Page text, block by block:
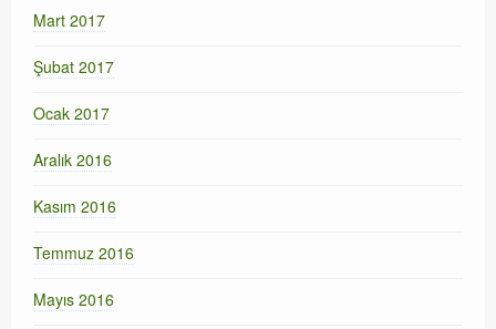
Mart 2017
Şubat 2017
Ocak 2017
Aralık 2016
Kasım 2016
Temmuz 2016
Mayıs 2016